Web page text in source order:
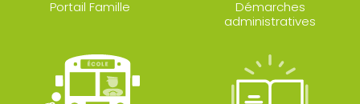
Portail Famille
Démarches
administratives